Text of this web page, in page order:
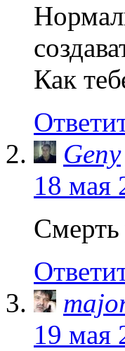
Как
Geny
18 мая
19 мая